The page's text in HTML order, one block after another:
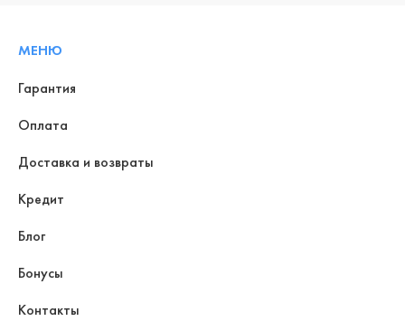
МЕНЮ
Гарантия
Оплата
Доставка и возвраты
Кредит
Блог
Бонусы
Контакты